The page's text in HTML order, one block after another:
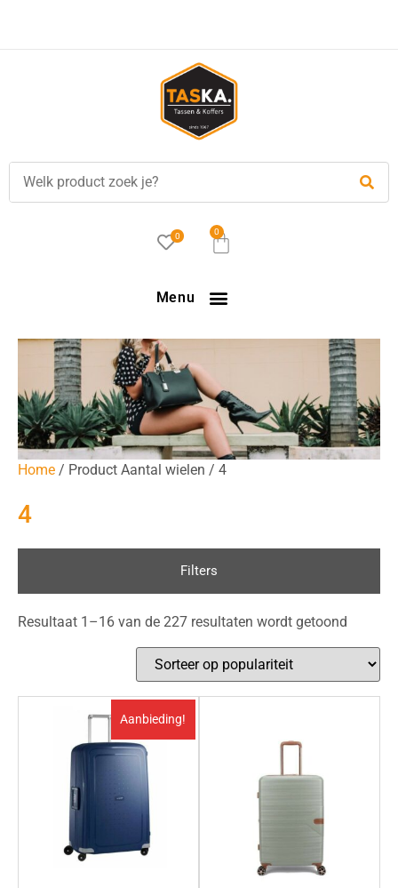
0 0
Menu
Home / Product Aantal wielen / 4
4
Filters
Resultaat 1–16 van de 227 resultaten wordt getoond
Aanbieding!